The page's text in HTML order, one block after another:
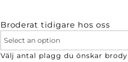
Broderat tidigare hos oss
Välj antal plagg du önskar